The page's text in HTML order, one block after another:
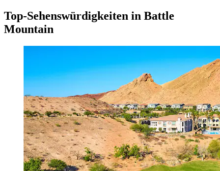
Top-Sehenswürdigkeiten in Battle
Mountain